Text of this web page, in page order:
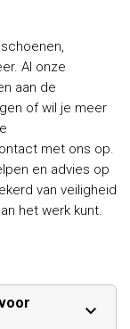
Al onze
aan de
of wil je meer
met ons op.
en advies op
van veiligheid
het werk kunt.